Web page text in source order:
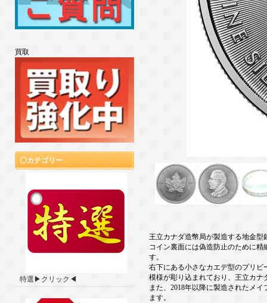
買取
カテゴリー
特選▶クリック◀
王立カナダ造幣局が製造する地金型
コイン裏面には偽造防止のために
す。
右下にある小さなカエデ型のプリ
模様が彫り込まれており、王立カ
また、2018年以降に製造されたメ
ます。